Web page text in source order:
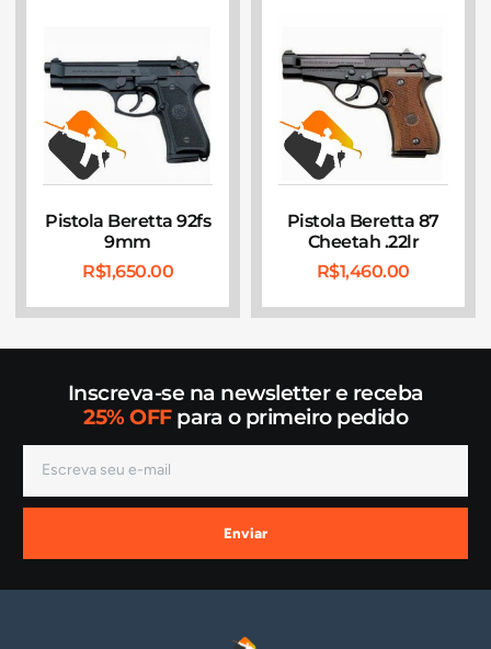
Pistola Beretta 92fs
9mm
R$1,650.00
Pistola Beretta 87
Cheetah .22lr
R$1,460.00
Inscreva-se na newsletter e receba
25% OFFpara o primeiro pedido
Enviar